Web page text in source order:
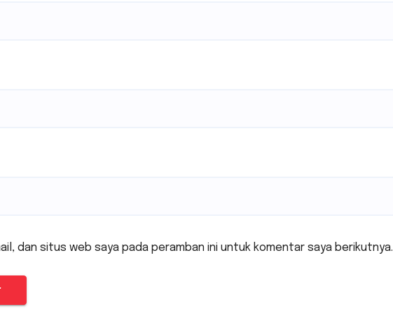
dan situs web saya pada peramban ini untuk komentar saya berikutnya.